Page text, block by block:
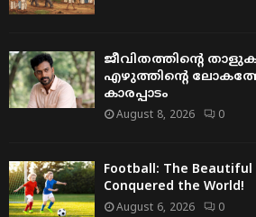
ജീവിതത്തിന്റെ
എഴുത്തിന്റെ
കാരപ്പാടം
August 8, 2026 0
Football: The Beautiful
Conquered the World!
August 6, 2026 0